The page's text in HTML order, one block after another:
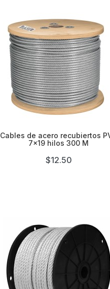

Cables de acero recubiertos
7x19 hilos 300 M
$12.50